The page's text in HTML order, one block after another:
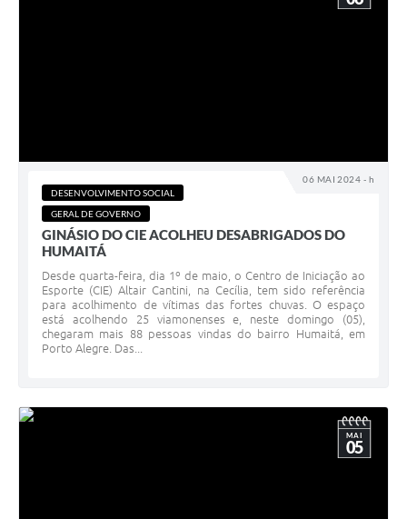
06 MAI 2024 - h
DESENVOLVIMENTO SOCIAL
GERAL DE GOVERNO
GINÁSIO DO CIE ACOLHEU DESABRIGADOS DO
HUMAITÁ
Desde quarta-feira, dia 1º de maio, o Centro de Iniciação ao
Esporte (CIE) Altair Cantini, na Cecília, tem sido referência
para acolhimento de vítimas das fortes chuvas. O espaço
está acolhendo 25 viamonenses e, neste domingo (05),
chegaram mais 88 pessoas vindas do bairro Humaitá, em
Porto Alegre. Das...
MAI
05